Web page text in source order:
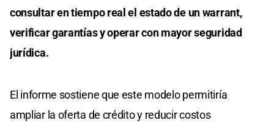
consultar en tiempo real el estado de un warrant,
verificar garantías y operar con mayor seguridad
jurídica.
El informe sostiene que este modelo permitiría
ampliar la oferta de crédito y reducir costos